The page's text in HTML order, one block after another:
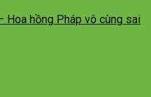
Hoa hồng Pháp vô cùng sai